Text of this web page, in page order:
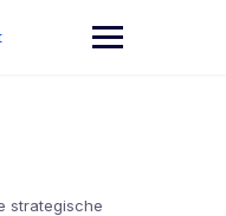
strategische